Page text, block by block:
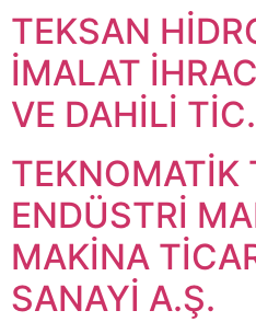
TEKSAN
İMALAT
VE DAHİLİ
TEKNOMATİK
ENDÜSTRİ
MAKİNA
SANAYİ A.Ş.